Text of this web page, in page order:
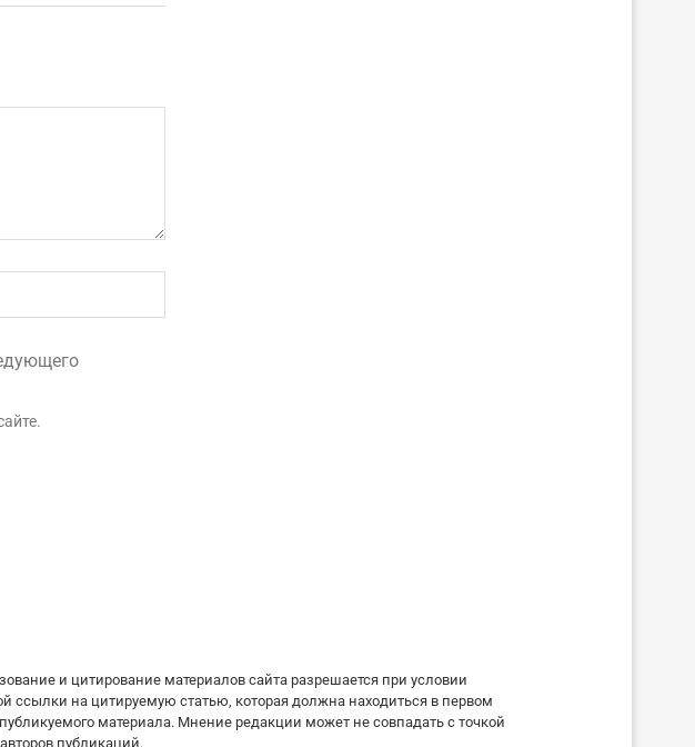
и цитирование материалов сайта разрешается при условии
ссылки на цитируемую статью, которая должна находиться в первом
материала. Мнение редакции может не совпадать с точкой
публикаций.